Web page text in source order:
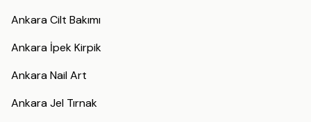
Ankara Cilt Bakımı
Ankara İpek Kirpik
Ankara Nail Art
Ankara Jel Tırnak